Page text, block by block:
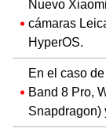
Nuevo
cámaras
HyperOS.
En el caso
Band 8 Pro,
Snapdragon)